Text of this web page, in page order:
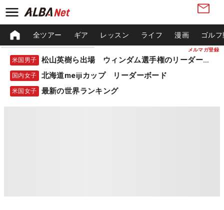
メルマガ登録
全ツアー ギア レッスン ライフ 漫画 ゴル
米国男子 松山英樹ら出場 ウィンダム選手権のリーダーボード
国内女子 北海道meijiカップ リーダーボード
米国女子 最新の世界ランキング